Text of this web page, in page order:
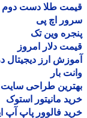
طلا دست دوم
اچ پی
وین تک
دلار امروز
ارز دیجیتال در
بار
طراحی سایت یزد
مانیتور استوک
فالوور پاپ آپ